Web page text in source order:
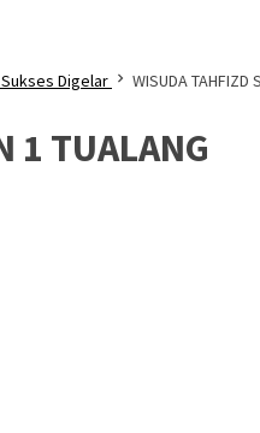
Sukses Digelar WISUDA TAHFIZD
1 TUALANG